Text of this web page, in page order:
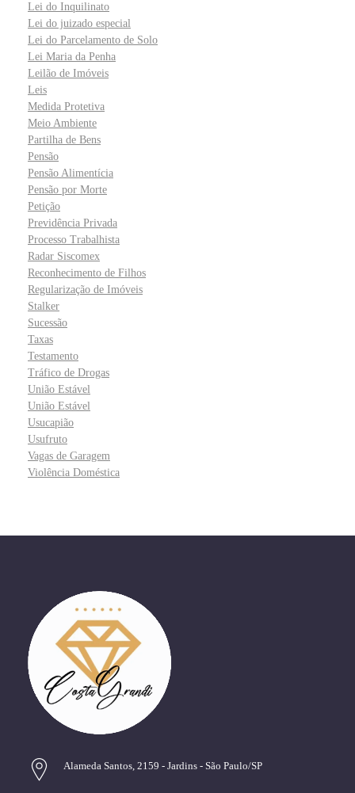
Lei do Inquilinato
Lei do juizado especial
Lei do Parcelamento de Solo
Lei Maria da Penha
Leilão de Imóveis
Leis
Medida Protetiva
Meio Ambiente
Partilha de Bens
Pensão
Pensão Alimentícia
Pensão por Morte
Petição
Previdência Privada
Processo Trabalhista
Radar Siscomex
Reconhecimento de Filhos
Regularização de Imóveis
Stalker
Sucessão
Taxas
Testamento
Tráfico de Drogas
União Estável
União Estável
Usucapião
Usufruto
Vagas de Garagem
Violência Doméstica
Alameda Santos, 2159 - Jardins - São Paulo/SP